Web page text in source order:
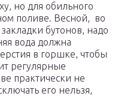
но для обильного
поливе. Весной, во
бутонов, надо
вода должна
в горшке, чтобы
регулярные
практически не
его нельзя,